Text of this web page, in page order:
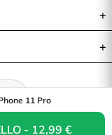
11 Pro
- 12,99 €